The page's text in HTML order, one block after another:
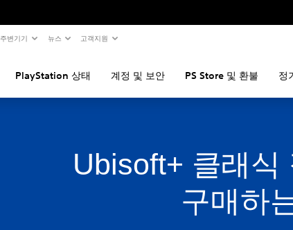
주변기기 뉴스 고객지원
PlayStation 상태 계정 및 보안 PS Store 및 환불 정
Ubisoft+ 클래식
구매하